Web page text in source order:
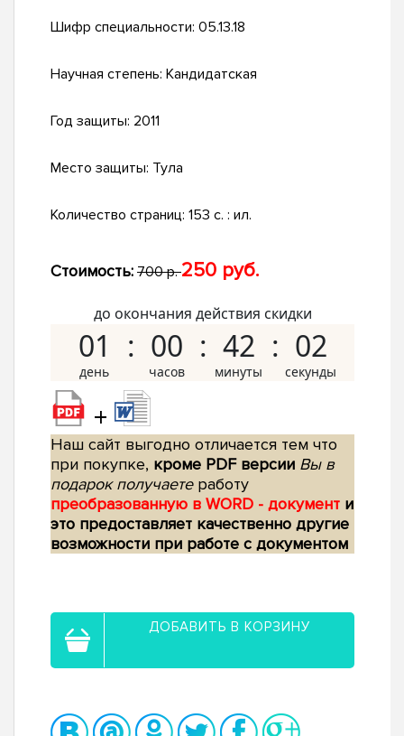
Шифр специальности: 05.13.18
Научная степень: Кандидатская
Год защиты: 2011
Место защиты: Тула
Количество страниц: 153 с. : ил.
Стоимость: 700 р.250 руб.
до окончания действия скидки
01 00 42 01
+
Наш сайт выгодно отличается тем что
при покупке, кроме PDF версии Вы в
подарок получаетеработу
преобразованную в WORD - документ и
это предоставляет качественно другие
возможности при работе с документом
ДОБАВИТЬ В КОРЗИНУ